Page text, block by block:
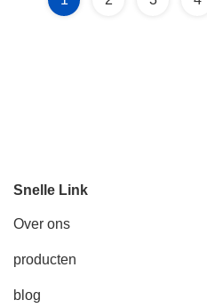
Snelle Link
Over ons
producten
blog